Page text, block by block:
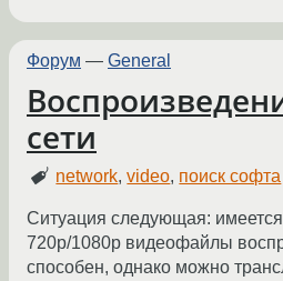
Форум — General
сети
network,video, поиск софта
Ситуация следующая:
720p/1080p видеофайлы
способен, однако можно